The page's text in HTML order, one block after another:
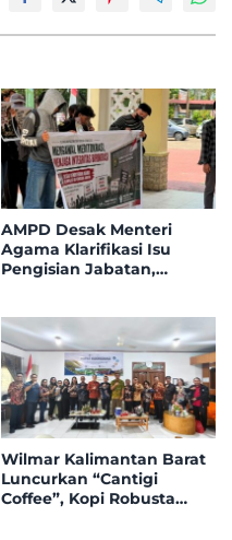
AMPD Desak Menteri
Agama Klarifikasi Isu
Pengisian Jabatan,
Bidding
Wilmar Kalimantan Barat
Luncurkan “Cantigi
Coffee”, Kopi Robusta